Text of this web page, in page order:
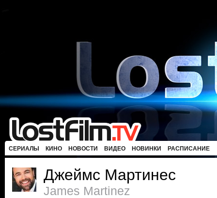
СЕРИАЛЫ КИНО НОВОСТИ ВИДЕО НОВИНКИ РАСПИСАНИЕ
Джеймс Мартинес
James Martinez